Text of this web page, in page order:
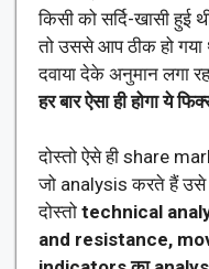
किसी को सर्दि-खासी हुई
तो उससे आप ठीक हो गया
दवाया देके अनुमान लगा
हर बार ऐसा ही होगा ये
दोस्तो ऐसे ही share
जो analysis करते हैं
दोस्तो technical
and resistance,